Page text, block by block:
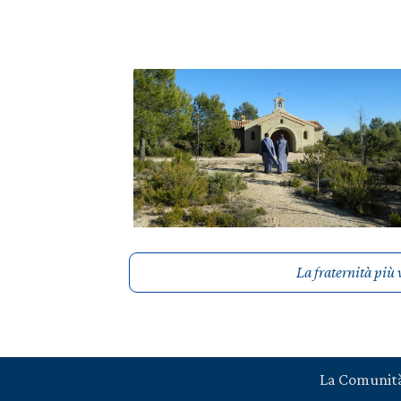
La fraternità più
La